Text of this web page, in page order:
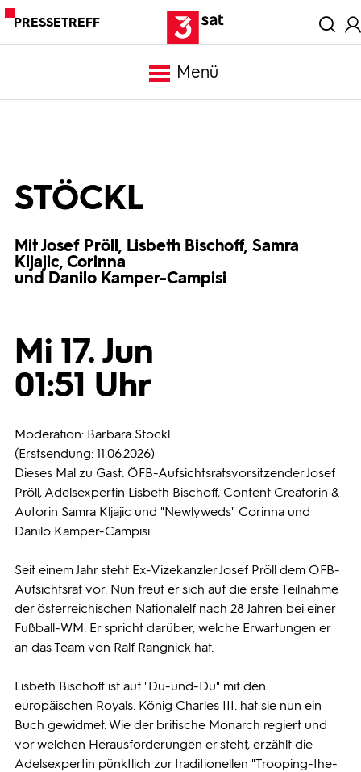
PRESSETREFF
Menü
Trailer
Programmwochen
3sat
STÖCKL
Mit Josef Pröll, Lisbeth Bischoff, Samra
Kljajic, Corinna
und Danilo Kamper-Campisi
Mi 17. Jun
01:51 Uhr
Moderation: Barbara Stöckl
(Erstsendung: 11.06.2026)
Dieses Mal zu Gast: ÖFB-Aufsichtsratsvorsitzender Josef
Pröll, Adelsexpertin Lisbeth Bischoff, Content Creatorin &
Autorin Samra Kljajic und "Newlyweds" Corinna und
Danilo Kamper-Campisi.
Seit einem Jahr steht Ex-Vizekanzler Josef Pröll dem ÖFB-
Aufsichtsrat vor. Nun freut er sich auf die erste Teilnahme
der österreichischen Nationalelf nach 28 Jahren bei einer
Fußball-WM. Er spricht darüber, welche Erwartungen er
an das Team von Ralf Rangnick hat.
Lisbeth Bischoff ist auf "Du-und-Du" mit den
europäischen Royals. König Charles III. hat sie nun ein
Buch gewidmet. Wie der britische Monarch regiert und
vor welchen Herausforderungen er steht, erzählt die
Adelsexpertin pünktlich zur traditionellen "Trooping-the-